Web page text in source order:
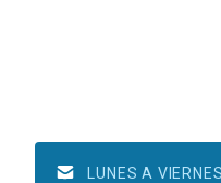
LUNES A VIERNES